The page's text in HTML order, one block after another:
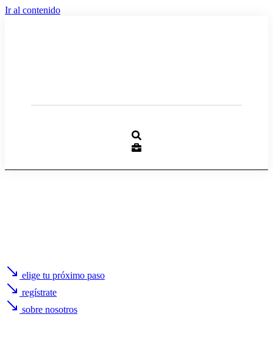
Ir al contenido
elige tu próximo paso
regístrate
sobre nosotros